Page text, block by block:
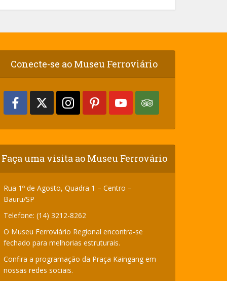
Conecte-se ao Museu Ferroviário
Faça uma visita ao Museu Ferrovário
Rua 1º de Agosto, Quadra 1 – Centro –
Bauru/SP
Telefone: (14) 3212-8262
O Museu Ferroviário Regional encontra-se
fechado para melhorias estruturais.
Confira a programação da Praça Kaingang em
nossas redes sociais.